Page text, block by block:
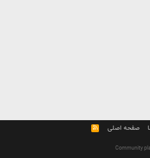
صفحه اصلی
R
S
Community